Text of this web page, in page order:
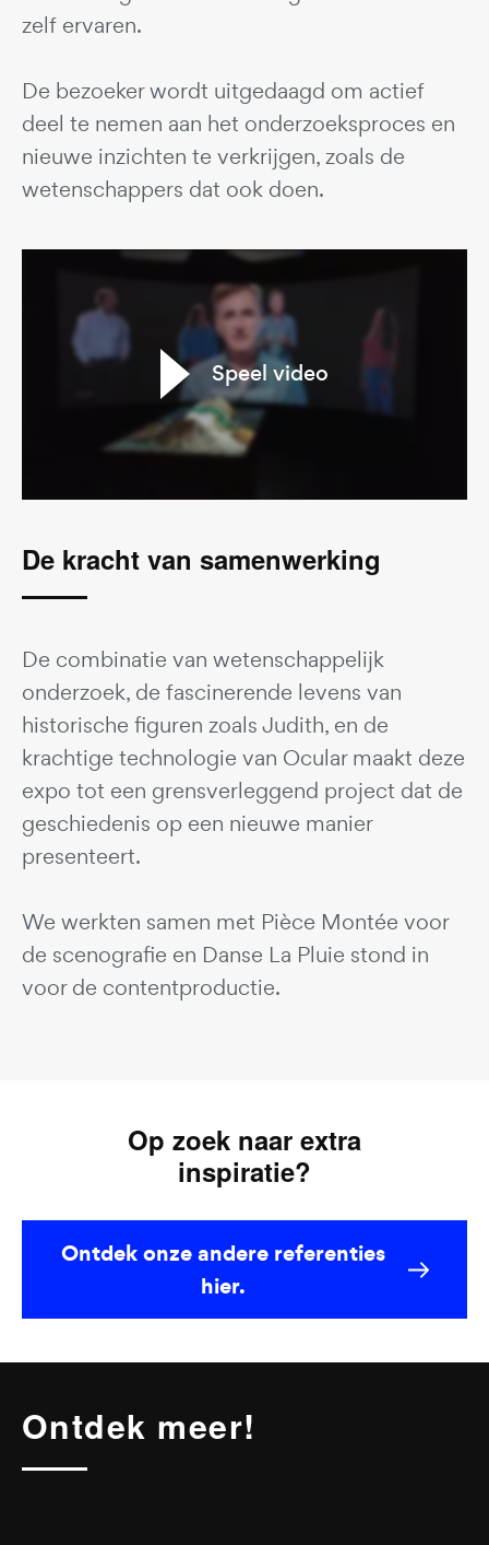
zelf ervaren.
De bezoeker wordt uitgedaagd om actief
deel te nemen aan het onderzoeksproces en
nieuwe inzichten te verkrijgen, zoals de
wetenschappers dat ook doen.
Speel video
De kracht van samenwerking
De combinatie van wetenschappelijk
onderzoek, de fascinerende levens van
historische figuren zoals Judith, en de
krachtige technologie van Ocular maakt deze
expo tot een grensverleggend project dat de
geschiedenis op een nieuwe manier
presenteert.
We werkten samen met Pièce Montée voor
de scenografie en Danse La Pluie stond in
voor de contentproductie.
Op zoek naar extra
inspiratie?
Ontdek onze andere referenties
hier.
Ontdek meer!